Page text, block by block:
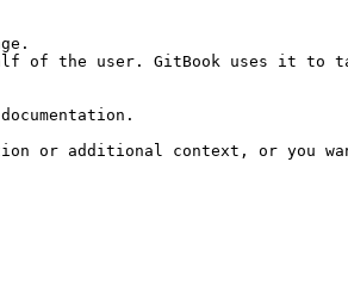
of the user. GitBook uses it to
or additional context, or you